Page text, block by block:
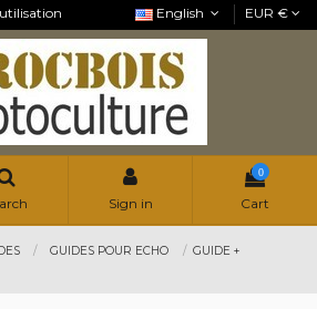
English EUR €
Sign in
0
Cart
GUIDES POUR ECHO
GUIDE +